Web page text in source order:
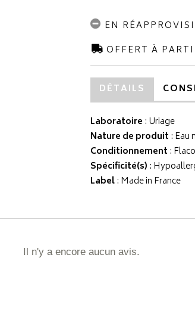
EN
OFFERT À
DÉTAILS
Laboratoire : Uriage
Nature de produit : Eau
Conditionnement :
Spécificité(s) :
Label: Made in France
Il n'y a encore aucun avis.